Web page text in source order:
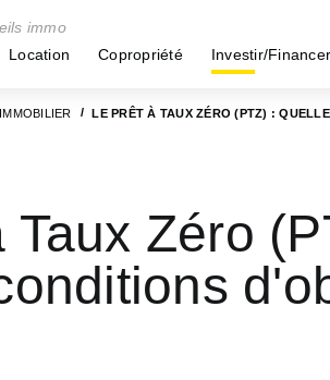
immo
Location Copropriété Investir/Financer
LE PRÊT À TAUX ZÉRO (PTZ) :
Taux Zéro